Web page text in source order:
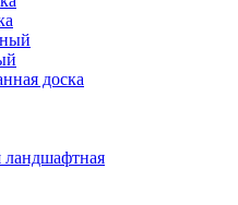
доска
ландшафтная